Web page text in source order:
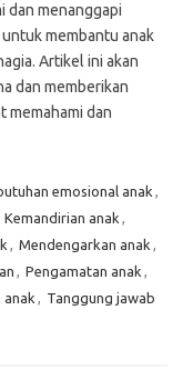
dan menanggapi
membantu anak
Artikel ini akan
dan memberikan
memahami dan
emosional anak ,
Kemandirian anak ,
, Mendengarkan anak ,
, Pengamatan anak ,
anak , Tanggung jawab